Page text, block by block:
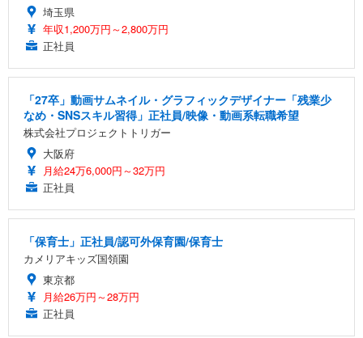
埼玉県
年収1,200万円～2,800万円
正社員
「27卒」動画サムネイル・グラフィックデザイナー「残業少
なめ・SNSスキル習得」正社員/映像・動画系転職希望
株式会社プロジェクトトリガー
大阪府
月給24万6,000円～32万円
正社員
「保育士」正社員/認可外保育園/保育士
カメリアキッズ国領園
東京都
月給26万円～28万円
正社員